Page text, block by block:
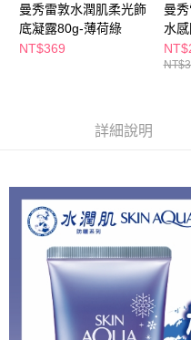
曼秀雷敦水潤肌柔光飾
底凝露80g-薄荷綠
NT$369
曼
水
詳細說明